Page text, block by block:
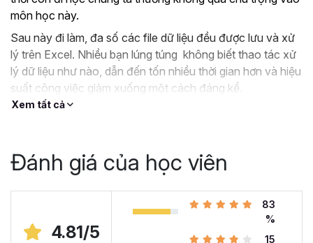
môn học này.
Sau này đi làm, đa số các file dữ liệu đều được lưu và xử
lý trên Excel. Nhiều bạn lúng túng không biết thao tác xử
lý dữ liệu như nào, dẫn đến tốn nhiều thời gian hơn và hiệu
suất công việc giảm xuống một cách đáng kể.
?Nếu như bạn:
Hoặc trước đây chỉ học lý thuyết nên không biết
Hoặc đã có kiến thức cơ bản về Excel và đang
muốn nâng cao kỹ năng của mình lên.
Xem tất cả
Đánh giá của học viên
4.81/5
83
%
15